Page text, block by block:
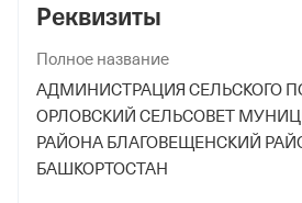
Реквизиты
Полное название
АДМИНИСТРАЦИЯ СЕЛЬСКОГО
ОРЛОВСКИЙ СЕЛЬСОВЕТ
РАЙОНА БЛАГОВЕЩЕНСКИЙ
БАШКОРТОСТАН